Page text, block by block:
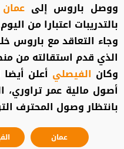
ووصل باروس إلى
بالتدريبات اعتبارا من
وجاء التعاقد مع باروس
الذي قدم استقالته من
وكان الفيصلي أعلن
أصول مالية عمر تراوري،
بانتظار وصول المحترف
عمان